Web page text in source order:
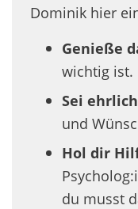
Dominik hier
Genieße
wichtig ist.
Sei
und
Hol dir
du musst